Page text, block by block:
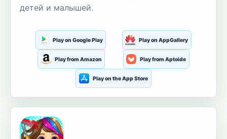
детей и малышей.
Play on Google Play Play on AppGallery
Play from Amazon Play from Aptoide
Play on the App Store